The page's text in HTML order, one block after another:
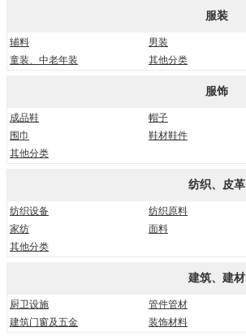
服装
辅料 男装
童装、中老年装
其他分类
服饰
成品鞋 帽子
围巾
鞋材鞋件
其他分类
纺织、皮革
纺织设备 纺织原料
家纺
面料
其他分类
建筑、建材
厨卫设施 管件管材
建筑门窗及五金
装饰材料